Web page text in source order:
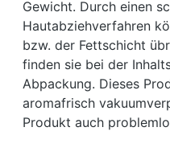
Gewicht. Durch einen
Hautabziehverfahren
bzw. der Fettschicht
finden sie bei der
Abpackung. Dieses
aromafrisch
Produkt auch